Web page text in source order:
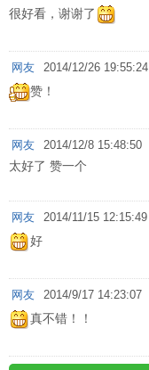
很好看，谢谢了
网友 2014/12/26 19:55:24
赞！
网友 2014/12/8 15:48:50
太好了 赞一个
网友 2014/11/15 12:15:49
好
网友 2014/9/17 14:23:07
真不错！！